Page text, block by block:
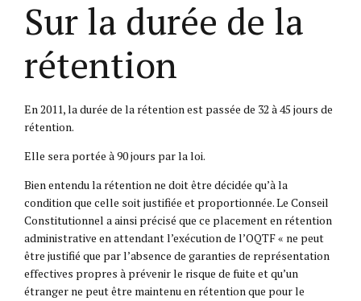
Sur la durée de la
rétention
En 2011, la durée de la rétention est passée de 32 à 45 jours de
rétention.
Elle sera portée à 90 jours par la loi.
Bien entendu la rétention ne doit être décidée qu’à la
condition que celle soit justifiée et proportionnée. Le Conseil
Constitutionnel a ainsi précisé que ce placement en rétention
administrative en attendant l’exécution de l’OQTF « ne peut
être justifié que par l’absence de garanties de représentation
effectives propres à prévenir le risque de fuite et qu’un
étranger ne peut être maintenu en rétention que pour le